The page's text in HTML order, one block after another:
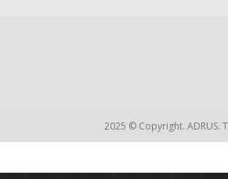
2025 © Copyright.